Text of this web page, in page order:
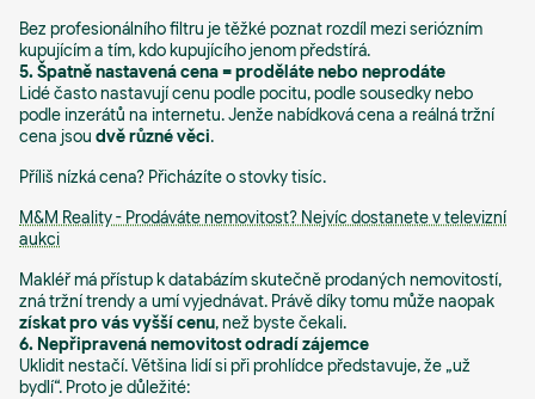
Bez profesionálního filtru je těžké poznat rozdíl mezi seriózním
kupujícím a tím, kdo kupujícího jenom předstírá.
5. Špatně nastavená cena = proděláte nebo neprodáte
Lidé často nastavují cenu podle pocitu, podle sousedky nebo
podle inzerátů na internetu. Jenže nabídková cena a reálná tržní
cena jsou dvě různé věci.
Příliš nízká cena? Přicházíte o stovky tisíc.
M&M Reality - Prodáváte nemovitost? Nejvíc dostanete v televizní
aukci
Makléř má přístup k databázím skutečně prodaných nemovitostí,
zná tržní trendy a umí vyjednávat. Právě díky tomu může naopak
získat pro vás vyšší cenu, než byste čekali.
6. Nepřipravená nemovitost odradí zájemce
Uklidit nestačí. Většina lidí si při prohlídce představuje, že „už
bydlí“. Proto je důležité: